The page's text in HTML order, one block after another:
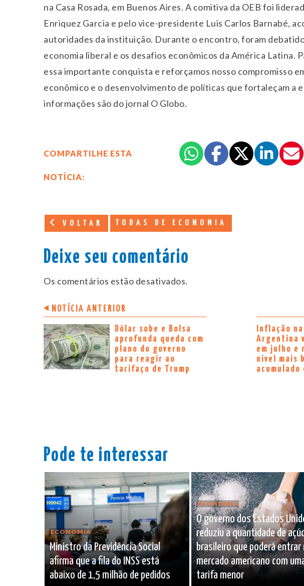
na Casa Rosada, em Buenos Aires. A comitiva da OEB foi
Enriquez Garcia e pelo vice-presidente Luis Carlos Barnabé,
autoridades da instituição. Durante o encontro, foram
economia liberal e os desafios econômicos da América Latina.
essa importante conquista e reforçamos nosso compromisso
econômico e o desenvolvimento de políticas que fortaleçam a
informações são do jornal O Globo.
COMPARTILHE ESTA
NOTÍCIA:
VOLTAR TODAS DE ECONOMIA
Deixe seu comentário
Os comentários estão desativados.
NOTÍCIA ANTERIOR
Dólar sobe e Bolsa
aprofunda queda com
plano do governo
para reagir ao
tarifaço de Trump
Inflação na
Argentina
em julho e
nível mais
acumulado
Pode te interessar
ECONOMIA
Ministro da Previdência Social
afirma que a fila do INSS está
abaixo de 1,5 milhão de pedidos
ECONOMIA
O governo dos Estados
reduziu a quantidade de
brasileiro que poderá entrar
mercado americano com
tarifa menor